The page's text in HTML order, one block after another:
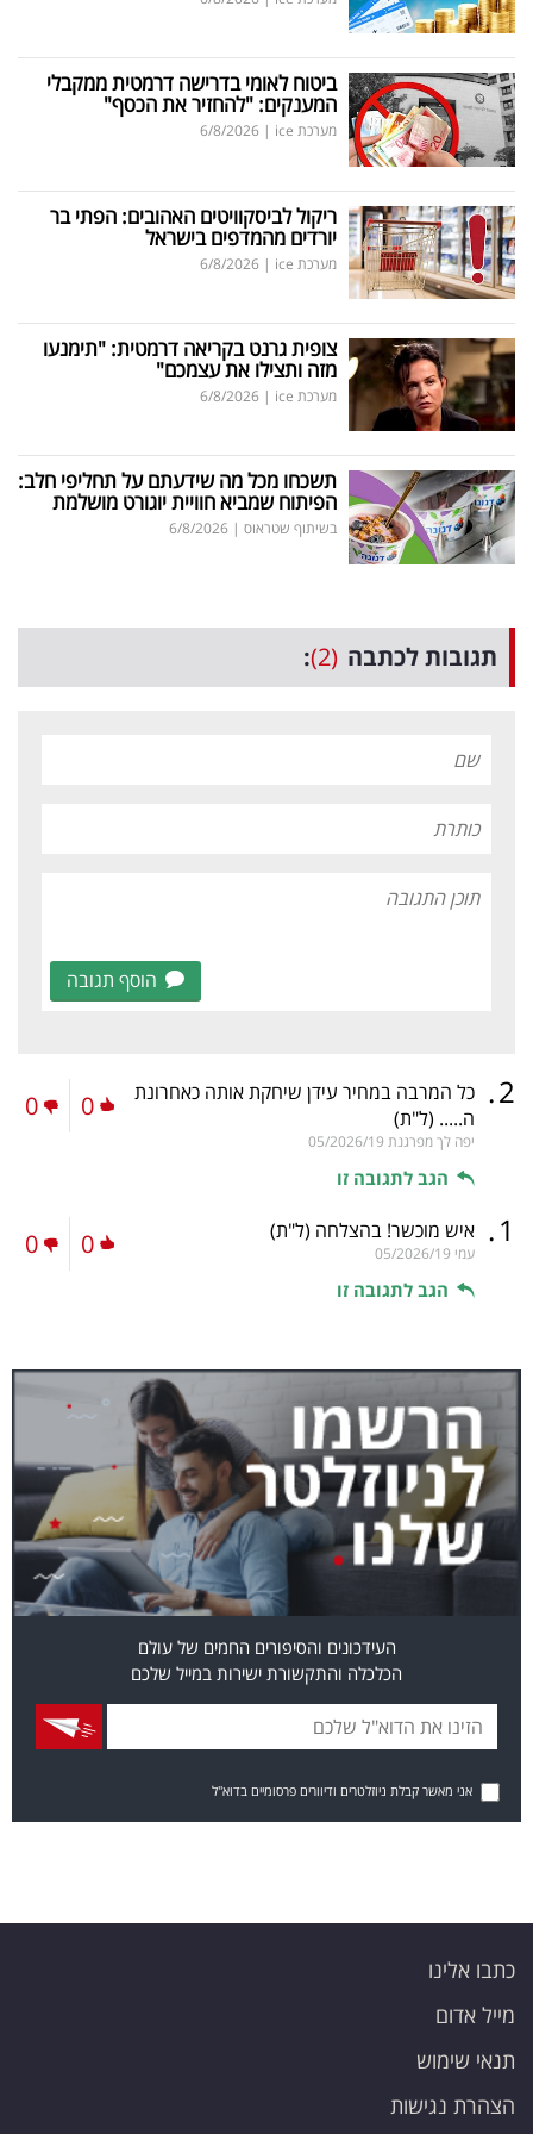
ביטוח לאומי בדרישה דרמטית ממקבלי
המענקים: "להחזיר את הכסף"
מערכת ice |
6/8/2026
ריקול לביסקוויטים האהובים: הפתי בר
יורדים מהמדפים בישראל
מערכת ice |
6/8/2026
צופית גרנט בקריאה דרמטית: "תימנעו
מזה ותצילו את עצמכם"
מערכת ice |
6/8/2026
תשכחו מכל מה שידעתם על תחליפי חלב:
הפיתוח שמביא חוויית יוגורט מושלמת
בשיתוף שטראוס |
6/8/2026
תגובות לכתבה (2)
:
הוסף תגובה
2
. כל המרבה במחיר עידן שיחקת אותה כאחרונת
ה..... (ל"ת)
יפה לך מפרגנת 05/2026/19
הגב לתגובה זו
0
0
1
. איש מוכשר! בהצלחה (ל"ת)
עמי 05/2026/19
הגב לתגובה זו
0
0
העידכונים והסיפורים החמים של עולם
הכלכלה והתקשורת ישירות במייל שלכם
אני מאשר קבלת ניוזלטרים ודיוורים פרסומיים בדוא"ל
כתבו אלינו
מייל אדום
תנאי שימוש
הצהרת נגישות